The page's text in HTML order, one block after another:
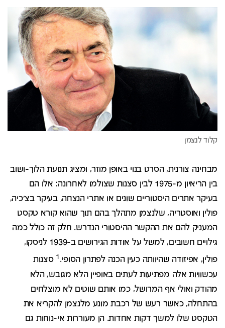
מבחינה צורנית, הסרט בנוי באופן מוזר, ומציג תנועת הלוך-ושוב
בין הריאיון מ-1975 לבין סצנות שצולמו לאחרונה: אלו הם
בעיקר אתרים היסטוריים שונים או אתרי הנצחה, בעיקר בצ'כיה,
פולין ואוסטריה, שלנצמן מתהלך בהם תוך שהוא קורא טקסט
המעניק להם את ההקשר ההיסטורי הנדרש. חלק זה כולל כמה
גילויים חשובים, למשל על אודות הגירושים ב-1939 לניסקו,
פולין, אפיזודה שהיוותה כעין הכנה לפתרון הסופי. 1 סצנות
עכשוויות אלה מפתיעות לעתים באופיין הלא מגובש, הלא
מהודק ואולי אף המרושל, כמו אותם שוטים לא מוצלחים
בהתחלה, כאשר רעש של רכבת מונע מלנצמן להקריא את
הטקסט שלו למשך דקות אחדות. הן מעוררות אי-נוחות גם